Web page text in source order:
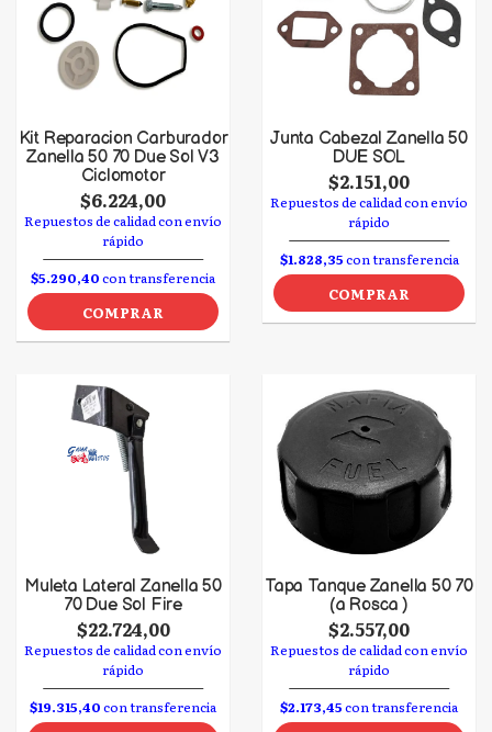
Kit Reparacion Carburador
Zanella 50 70 Due Sol V3
Ciclomotor
$6.224,00
Repuestos de calidad con envío
rápido
$5.290,40con transferencia
COMPRAR
Junta Cabezal Zanella 50
DUE SOL
$2.151,00
Repuestos de calidad con envío
rápido
$1.828,35con transferencia
COMPRAR
Muleta Lateral Zanella 50
70 Due Sol Fire
$22.724,00
Repuestos de calidad con envío
rápido
$19.315,40con transferencia
Tapa Tanque Zanella 50 70
(a Rosca )
$2.557,00
Repuestos de calidad con envío
rápido
$2.173,45con transferencia